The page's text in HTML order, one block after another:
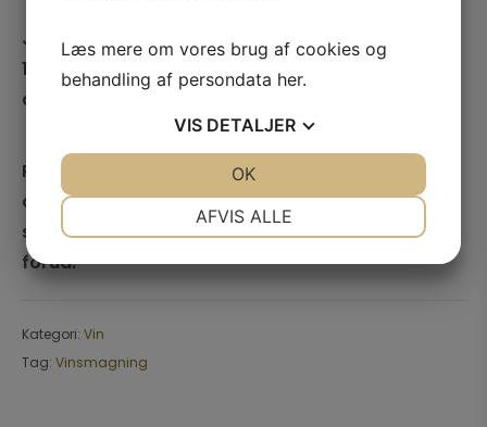
Jeg glæder mig helt vildt til at se jer i klubhuset i
105, på terrassen bag huset hvis vejret tillader
det, og ellers er vi indenfor
Prisen for smagningen er kr. 400,- og betales på
dagen, men du kan også købe den her hvis den
skal gives som gave eller du ønsker at betale
forud.
Kategori: Vin
Tag: Vinsmagning
Læs mere om vores brug af cookies og
behandling af persondata her.
VIS DETALJER
AFVIS ALLE
OK